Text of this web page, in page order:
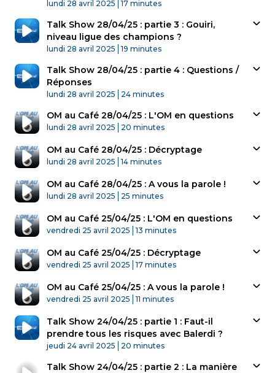
Published At
lundi 28 avril 2025 Time
17 minutes
Talk Show 28/04/25 : partie 3 : Gouiri,
niveau ligue des champions ?
Published At
lundi 28 avril 2025 Time
19 minutes
Talk Show 28/04/25 : partie 4 : Questions /
Réponses
Published At
lundi 28 avril 2025 Time
24 minutes
OM au Café 28/04/25 : L'OM en questions
Published At
lundi 28 avril 2025 Time
20 minutes
OM au Café 28/04/25 : Décryptage
Published At
lundi 28 avril 2025 Time
14 minutes
OM au Café 28/04/25 : A vous la parole !
Published At
lundi 28 avril 2025 Time
25 minutes
OM au Café 25/04/25 : L'OM en questions
Published At
vendredi 25 avril 2025 Time
13 minutes
OM au Café 25/04/25 : Décryptage
Published At
vendredi 25 avril 2025 Time
17 minutes
OM au Café 25/04/25 : A vous la parole !
Published At
vendredi 25 avril 2025 Time
11 minutes
Talk Show 24/04/25 : partie 1 : Faut-il
prendre tous les risques avec Balerdi ?
Published At
jeudi 24 avril 2025 Time
20 minutes
Talk Show 24/04/25 : partie 2 : La manière